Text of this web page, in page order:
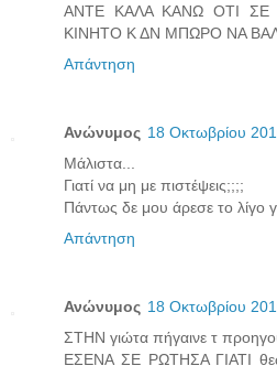
ANTE KAΛA KANΩ OTI
KINHTO Κ ΔN ΜΠΩΡΟ NA
Απάντηση
Ανώνυμος 18 Οκτωβρίου
Μάλιστα...
Γιατί να μη με πιστέψεις;;;;
Πάντως δε μου άρεσε το λίγο
Απάντηση
Ανώνυμος 18 Οκτωβρίου
ΣTHN γιώτα πήγαινε τ
EΣENA ΣE PΩTHΣA ΓIATI